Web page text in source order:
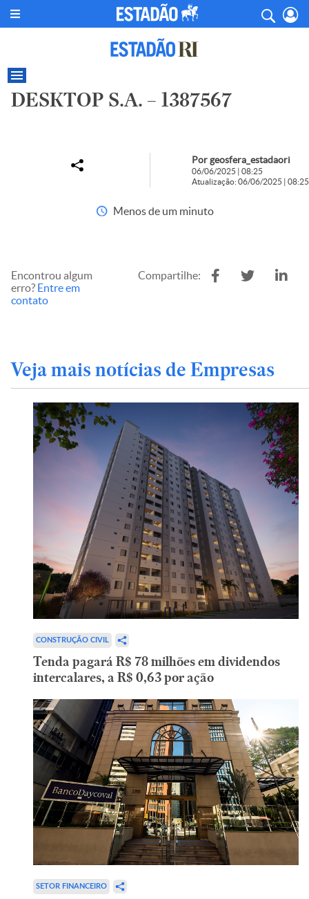
DESKTOP S.A. – 1387567
Por geosfera_estadaori
06/06/2025 | 08:25
Atualização: 06/06/2025 | 08:25
Menos de um minuto
Encontrou algum
erro? Entre em
contato
Compartilhe:
Veja mais notícias de Empresas
CONSTRUÇÃO CIVIL
Tenda pagará R$ 78 milhões em dividendos
intercalares, a R$ 0,63 por ação
SETOR FINANCEIRO